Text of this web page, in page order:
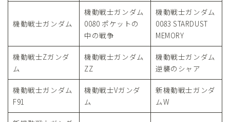
機動戦士ガンダム
機動戦士ガンダム
0080 ポケットの
中の戦争
機動戦士ガンダム
0083 STARDUST
MEMORY
機動戦士Zガンダ
ム
機動戦士ガンダム
ZZ
機動戦士ガンダム
逆襲のシャア
機動戦士ガンダム
F91
機動戦士Vガンダ
ム
新機動戦士ガンダ
ムW